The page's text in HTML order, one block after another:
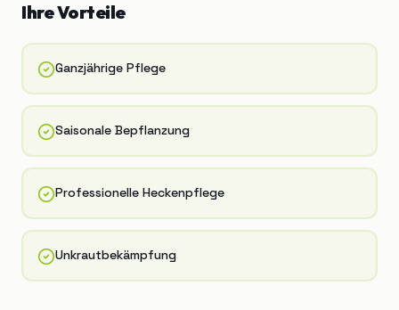
Ihre Vorteile
Ganzjährige Pflege
Saisonale Bepflanzung
Professionelle Heckenpflege
Unkrautbekämpfung